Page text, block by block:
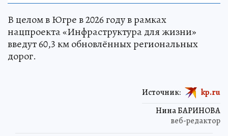
В целом в Югре в 2026 году в рамках
нацпроекта «Инфраструктура для жизни»
введут 60,3 км обновлённых региональных
дорог.
Нина БАРИНОВА
веб-редактор
Источник: kp.ru